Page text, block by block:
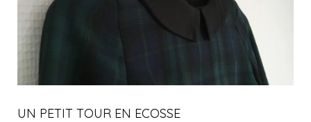
UN PETIT TOUR EN ECOSSE